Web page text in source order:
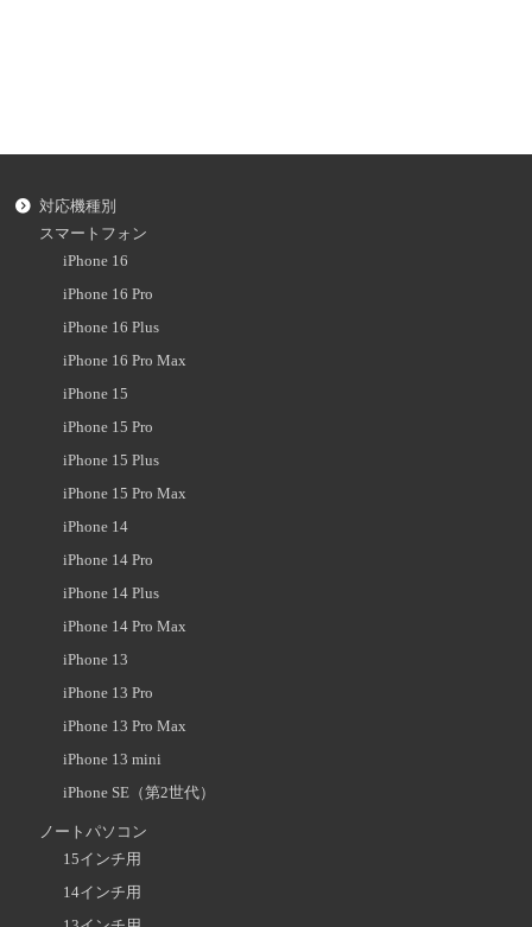
対応機種別
スマートフォン
iPhone 16
iPhone 16 Pro
iPhone 16 Plus
iPhone 16 Pro Max
iPhone 15
iPhone 15 Pro
iPhone 15 Plus
iPhone 15 Pro Max
iPhone 14
iPhone 14 Pro
iPhone 14 Plus
iPhone 14 Pro Max
iPhone 13
iPhone 13 Pro
iPhone 13 Pro Max
iPhone 13 mini
iPhone SE（第2世代）
ノートパソコン
15インチ用
14インチ用